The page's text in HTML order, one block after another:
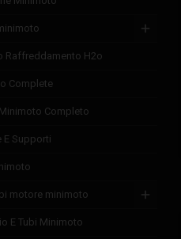
raffreddamento h2o
complete
completo
e supporti
motore minimoto
e tubi minimoto